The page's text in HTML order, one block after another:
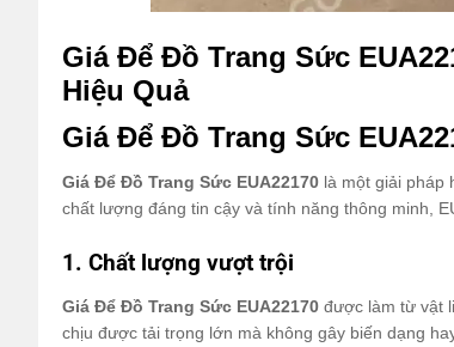
Giá Để Đồ Trang Sức
Hiệu Quả
Giá Để Đồ Trang Sức
Giá Để Đồ Trang Sức EUA22170 là một giải pháp
chất lượng đáng tin cậy và tính năng thông minh,
1. Chất lượng vượt trội
Giá Để Đồ Trang Sức EUA22170 được làm từ vật
chịu được tải trọng lớn mà không gây biến dạng